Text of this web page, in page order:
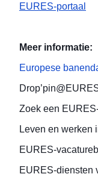
EURES-portaal
Meer informatie:
Europese
Zoek een
Leven en werken
EURES-
EURES-diensten